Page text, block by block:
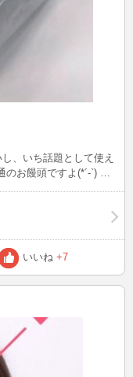
、いち話題として使え
いいね +7